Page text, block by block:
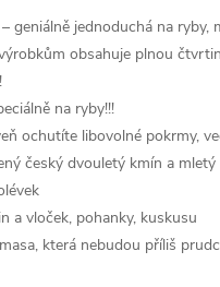
geniálně jednoduchá na ryby,
obsahuje plnou
na ryby!!!
ochutíte libovolné pokrmy,
český dvouletý kmín a
a vloček, pohanky, kuskusu
která nebudou příliš